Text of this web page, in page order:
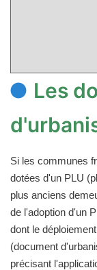
Les
Si les communes
dotées d'un PLU
plus anciens
de l'adoption d'un
dont le
(document
précisant